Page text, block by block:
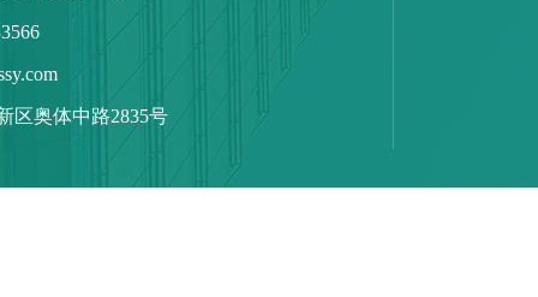
区奥体中路2835号